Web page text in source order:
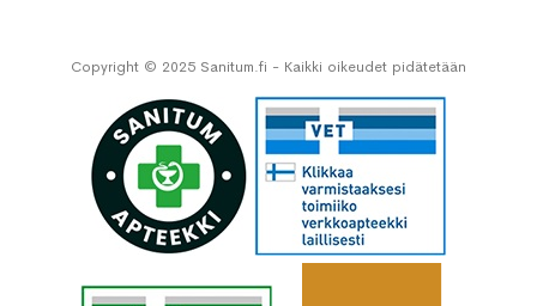
Copyright © 2025 Sanitum.fi - Kaikki oikeudet pidätetään